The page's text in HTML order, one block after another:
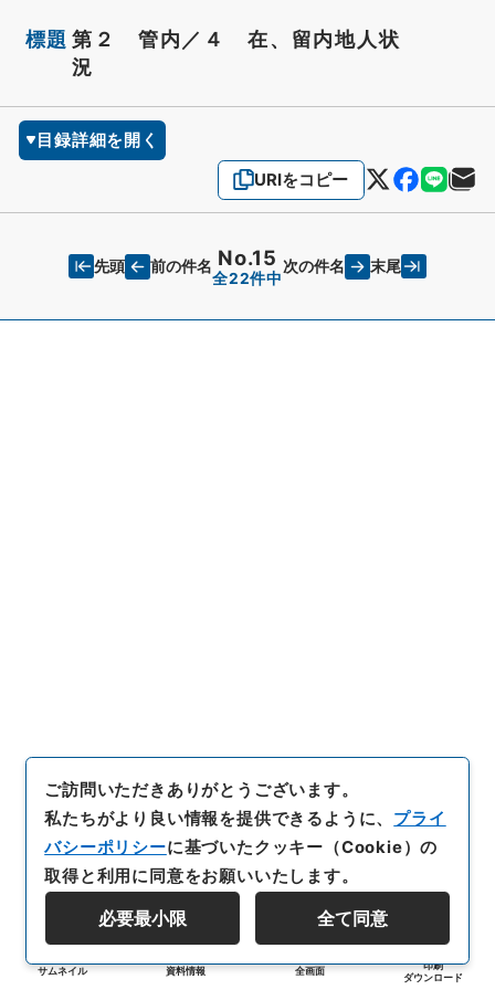
標題 第２ 管内／４ 在、留内地人状
況
目録詳細を開く
URIをコピー
先頭 前の件名 No.15
全22件中
次の件名 末尾
サムネイル 資料情報 全画面
印刷
ダウンロード
ご訪問いただきありがとうございます。
私たちがより良い情報を提供できるように、 プライ
バシーポリシーに基づいたクッキー（Cookie）の
取得と利用に同意をお願いいたします。
必要最小限 全て同意